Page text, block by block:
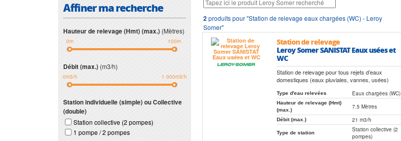
Affiner ma recherche
Hauteur de relevage (Hmt) (max.) (Mètres)
0m 100m
Débit (max.) (m3/h)
0m3/h 1 000m3/h
Station individuelle (simple) ou Collective
(double)
Station collective (2 pompes)
1 pompe / 2 pompes
2produits pour "Station de relevage eaux chargées (WC) - Leroy
Somer"
Station de relevage
Leroy Somer SANISTAT Eaux usées et
WC
Station de relevage pour tous rejets d’eaux
domestiques (eaux pluviales, vannes, usées)
Type d'eau relevées Eaux chargées (WC)
Hauteur de relevage (Hmt)
(max.)
7.5 Mètres
Débit (max.) 21 m3/h
Type de station
Station collective (2
pompes)